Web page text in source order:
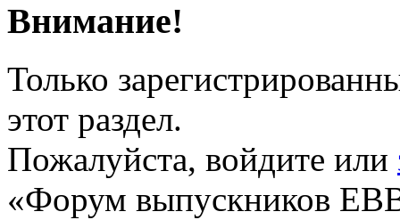
Внимание!
Только
этот раздел.
Пожалуйста, войдите или
«Форум выпускников